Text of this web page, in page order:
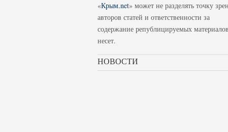
«Крым.net» может не разделять точку
авторов статей и ответственности за
содержание републицируемых
несет.
НОВОСТИ